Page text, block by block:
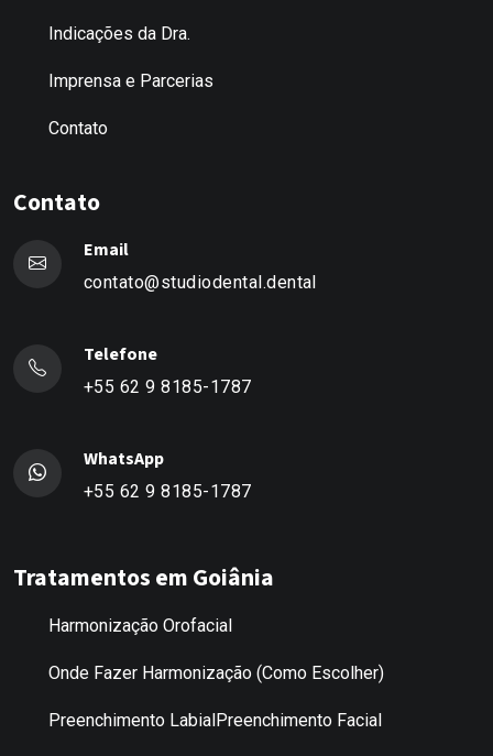
Indicações da Dra.
Imprensa e Parcerias
Contato
Contato
Email
contato@studiodental.dental
Telefone
+55 62 9 8185-1787
WhatsApp
+55 62 9 8185-1787
Tratamentos em Goiânia
Harmonização Orofacial
Onde Fazer Harmonização (Como Escolher)
Preenchimento LabialPreenchimento Facial